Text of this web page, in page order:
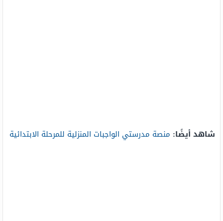
شاهد أيضًا: منصة مدرستي الواجبات المنزلية للمرحلة الابتدائية